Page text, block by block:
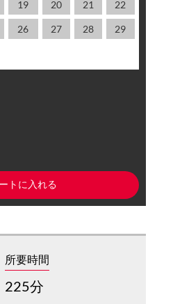
19 20 21 22
26 27 28 29
所要時間
225分